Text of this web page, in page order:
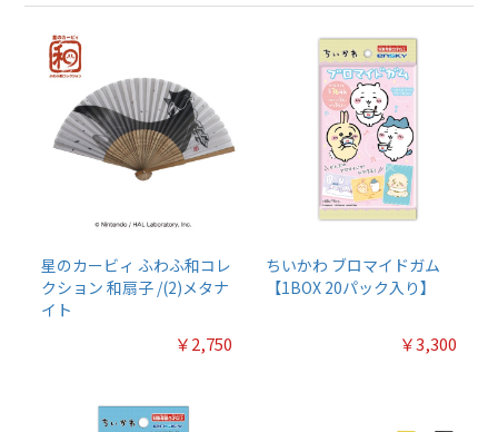
星のカービィ ふわふ和コレ
クション 和扇子 /(2)メタナ
イト
￥2,750
ちいかわ ブロマイドガム
【1BOX 20パック入り】
￥3,300